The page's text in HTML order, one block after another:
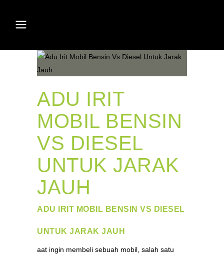
ADU IRIT
MOBIL BENSIN
VS DIESEL
UNTUK JARAK
JAUH
ADU IRIT MOBIL BENSIN VS DIESEL
UNTUK JARAK JAUH
aat ingin membeli sebuah mobil, salah satu